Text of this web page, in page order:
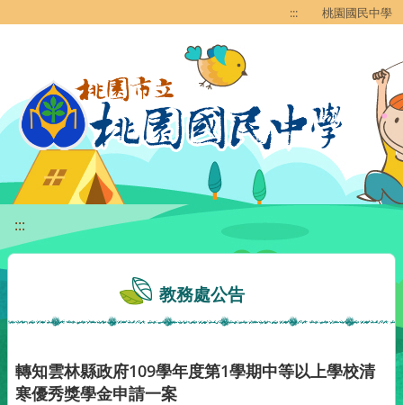
::: 桃園國民中學
:::
教務處公告
轉知雲林縣政府109學年度第1學期中等以上學校清
寒優秀獎學金申請一案